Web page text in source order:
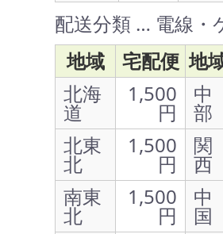
配送分類 … 電線・
地域
宅配便 地
北海
道
1,500
円
中
部
北東
北
1,500
円
関
西
南東
北
1,500
円
中
国